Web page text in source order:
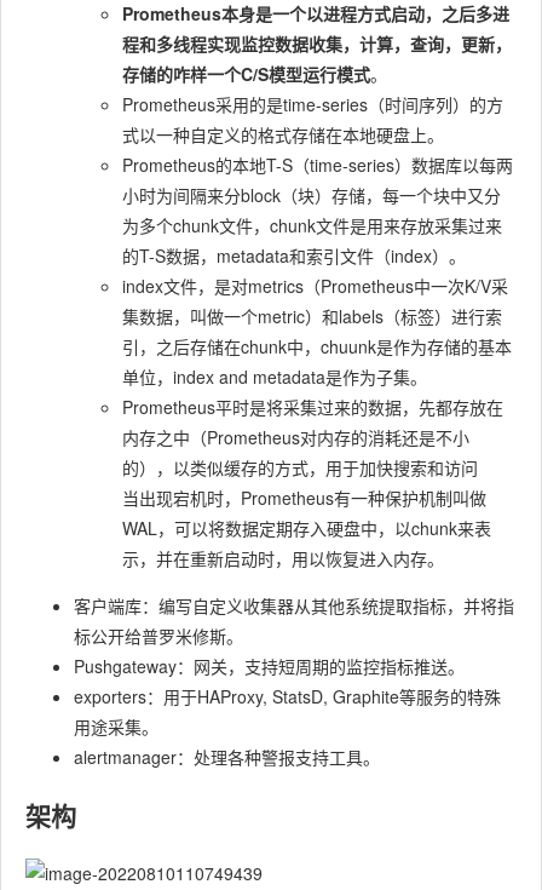
Prometheus本身是一个以进程方式启动，之后多进
程和多线程实现监控数据收集，计算，查询，更新，
存储的咋样一个C/S模型运行模式。
Prometheus采用的是time-series（时间序列）的方
式以一种自定义的格式存储在本地硬盘上。
Prometheus的本地T-S（time-series）数据库以每两
小时为间隔来分block（块）存储，每一个块中又分
为多个chunk文件，chunk文件是用来存放采集过来
的T-S数据，metadata和索引文件（index）。
index文件，是对metrics（Prometheus中一次K/V采
集数据，叫做一个metric）和labels（标签）进行索
引，之后存储在chunk中，chuunk是作为存储的基本
单位，index and metadata是作为子集。
Prometheus平时是将采集过来的数据，先都存放在
内存之中（Prometheus对内存的消耗还是不小
的），以类似缓存的方式，用于加快搜索和访问
当出现宕机时，Prometheus有一种保护机制叫做
WAL，可以将数据定期存入硬盘中，以chunk来表
示，并在重新启动时，用以恢复进入内存。
客户端库：编写自定义收集器从其他系统提取指标，并将指
标公开给普罗米修斯。
Pushgateway：网关，支持短周期的监控指标推送。
exporters：用于HAProxy, StatsD, Graphite等服务的特殊
用途采集。
alertmanager：处理各种警报支持工具。
架构